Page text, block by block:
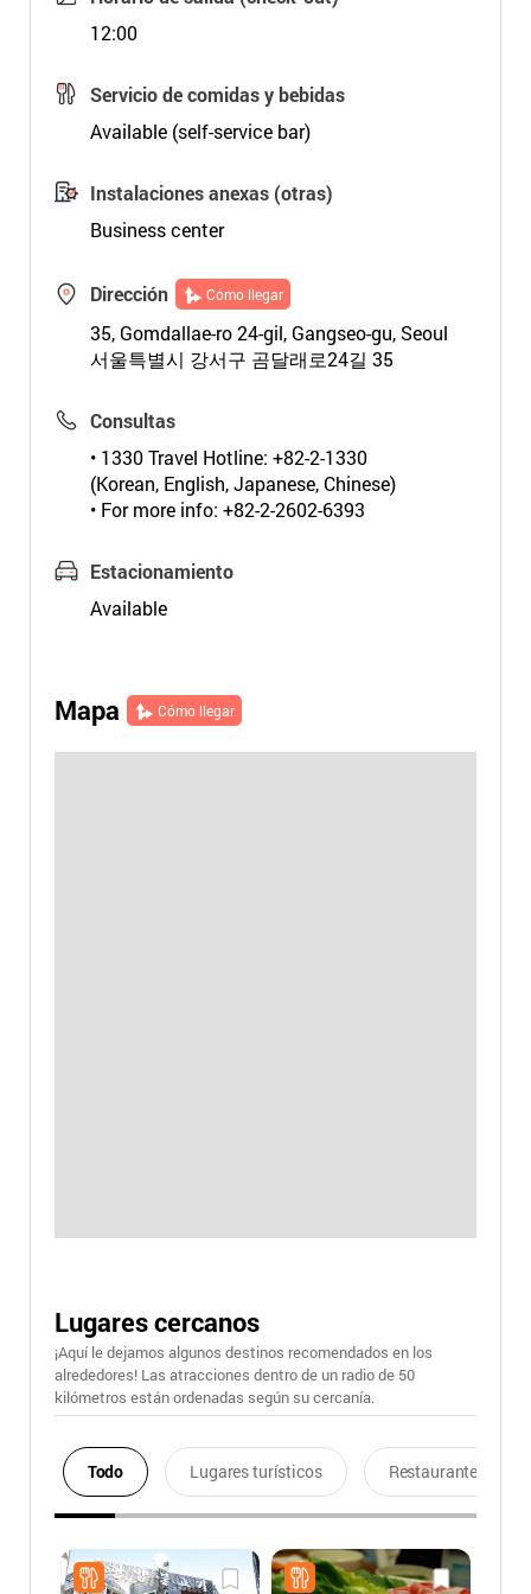
12:00
Servicio de comidas y bebidas
Available (self-service bar)
Instalaciones anexas (otras)
Business center
Dirección Cómo llegar
35, Gomdallae-ro 24-gil, Gangseo-gu, Seoul
서울특별시 강서구 곰달래로24길 35
Consultas
• 1330 Travel Hotline: +82-2-1330
(Korean, English, Japanese, Chinese)
• For more info: +82-2-2602-6393
Estacionamiento
Available
Mapa Cómo llegar
Lugares cercanos
¡Aquí le dejamos algunos destinos recomendados en los
alrededores! Las atracciones dentro de un radio de 50
kilómetros están ordenadas según su cercanía.
Todo Lugares turísticos Restaurantes